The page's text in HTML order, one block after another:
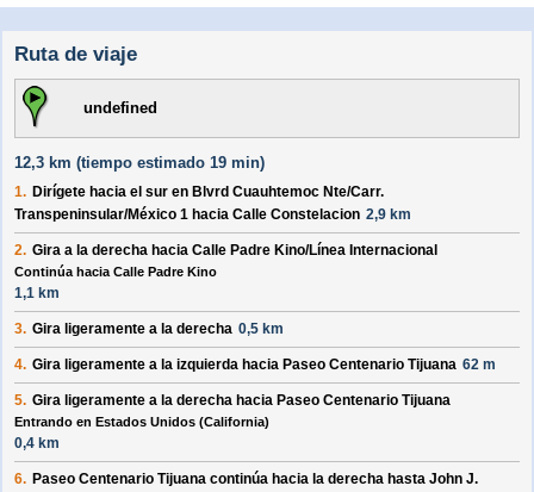
Ruta de viaje
undefined
12,3 km (tiempo estimado 19 min)
1. Dirígete hacia el sur en Blvrd Cuauhtemoc Nte/Carr.
Transpeninsular/México 1 hacia Calle Constelacion 2,9 km
2. Gira a la derecha hacia Calle Padre Kino/Línea Internacional
Continúa hacia Calle Padre Kino
1,1 km
3. Gira ligeramente a la derecha 0,5 km
4. Gira ligeramente a la izquierda hacia Paseo Centenario Tijuana 62 m
5. Gira ligeramente a la derecha hacia Paseo Centenario Tijuana
Entrando en Estados Unidos (California)
0,4 km
6. Paseo Centenario Tijuana continúa hacia la derecha hasta John J.